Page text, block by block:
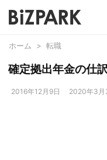
ホーム > 転職
確定拠出年金の仕
2016年12月9日 2020年3月